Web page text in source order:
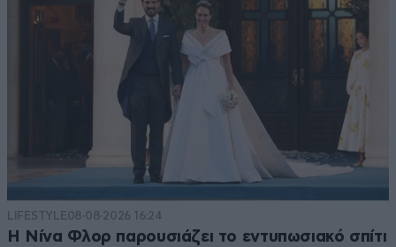
LIFESTYLE08·08·2026 16:24
Η Νίνα Φλορ παρουσιάζει το εντυπωσιακό σπίτι